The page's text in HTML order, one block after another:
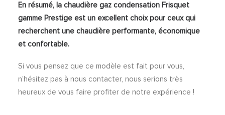
En résumé, la chaudière gaz condensation Frisquet
gamme Prestige est un excellent choix pour ceux qui
recherchent une chaudière performante, économique
et confortable.
Si vous pensez que ce modèle est fait pour vous,
n’hésitez pas à nous contacter, nous serions très
heureux de vous faire profiter de notre expérience !